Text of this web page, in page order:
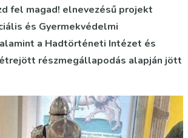
fel magad! elnevezésű projekt
és Gyermekvédelmi
a Hadtörténeti Intézet és
részmegállapodás alapján jött